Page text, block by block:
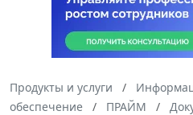
Продукты и услуги
обеспечение
ПРАЙМ